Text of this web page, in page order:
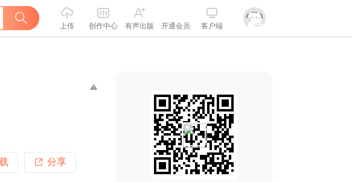
上传 创作中心 有声出版 开通会员 客户端
分享